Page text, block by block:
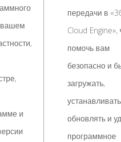
вашем
и
передачи в
Cloud Engine»,
помочь вам
безопасно и
загружать,
обновлять и
программное